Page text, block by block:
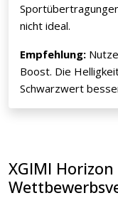
nicht ideal.
Empfehlung:
Boost. Die
Schwarzwert
XGIMI